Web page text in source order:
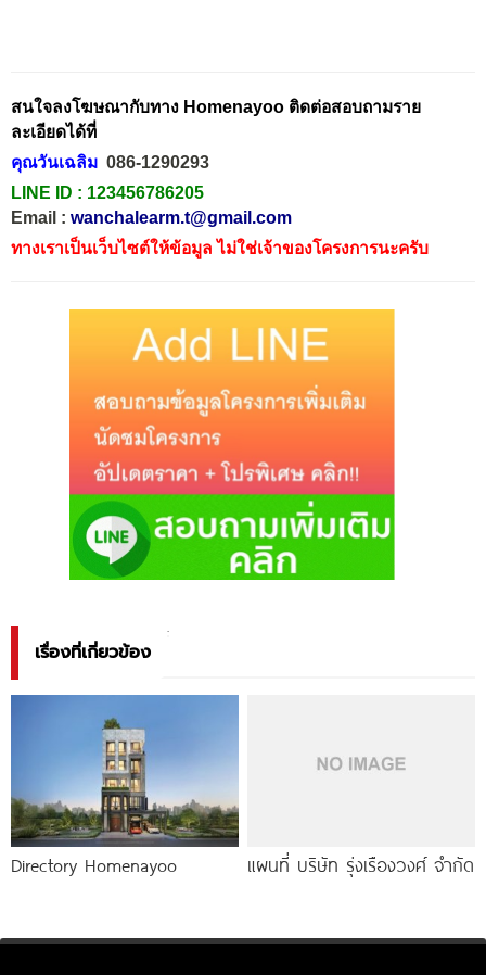
สนใจลงโฆษณากับทาง Homenayoo ติดต่อสอบถามราย
ละเอียดได้ที่
คุณวันเฉลิม 086-1290293
LINE ID : 123456786205
Email : wanchalearm.t@gmail.com
ทางเราเป็นเว็บไซต์ให้ข้อมูล ไม่ใช่เจ้าของโครงการนะครับ
เรื่องที่เกี่ยวข้อง
Directory Homenayoo แผนที่ บริษัท รุ่งเรืองวงศ์ จำกัด